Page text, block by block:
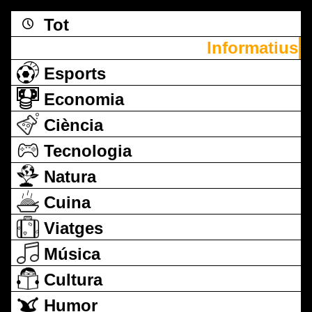
Tot
Informatius
Esports
Economia
Ciència
Tecnologia
Natura
Cuina
Viatges
Música
Cultura
Humor